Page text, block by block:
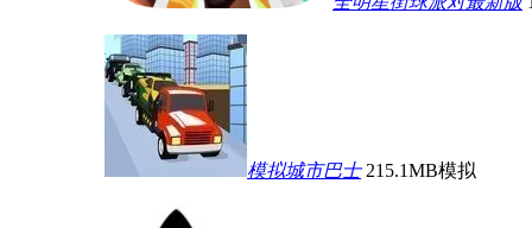
模拟城市巴士 215.1MB模拟